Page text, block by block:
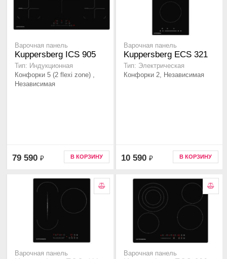
Варочная панель
Kuppersberg ICS 905
Тип: Индукционная
Конфорки 5 (2 flexi zone) ,
Независимая
79 590 ₽ В КОРЗИНУ
Варочная панель
Kuppersberg ECS 321
Тип: Электрическая
Конфорки 2, Независимая
10 590 ₽ В КОРЗИНУ
Варочная панель Варочная панель